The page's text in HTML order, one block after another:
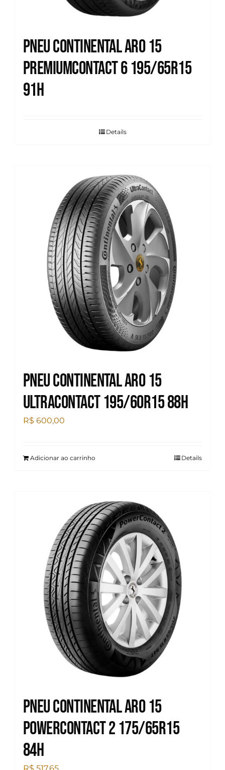
Pneu Continental Aro 15
Premiumcontact 6 195/65R15
91H
Details
Pneu Continental Aro 15
Ultracontact 195/60R15 88H
R$ 600,00
Adicionar ao carrinho Details
Pneu Continental Aro 15
Powercontact 2 175/65R15
84H
R$ 517,65